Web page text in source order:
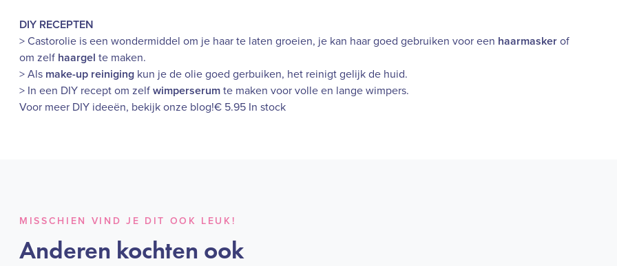
DIY RECEPTEN
> Castorolie is een wondermiddel om je haar te laten groeien, je kan haar goed gebruiken voor een haarmaskerof
om zelf haargel te maken.
> Als make-up reiniging kun je de olie goed gerbuiken, het reinigt gelijk de huid.
> In een DIY recept om zelfwimperserumte maken voor volle en lange wimpers.
Voor meer DIY ideeën, bekijk onze blog!€ 5.95 In stock
MISSCHIEN VIND JE DIT OOK LEUK!
Anderen kochten ook